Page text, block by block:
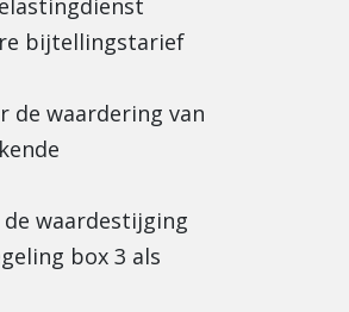
bijtellingstarief
de waardering van
waardestijging
box 3 als